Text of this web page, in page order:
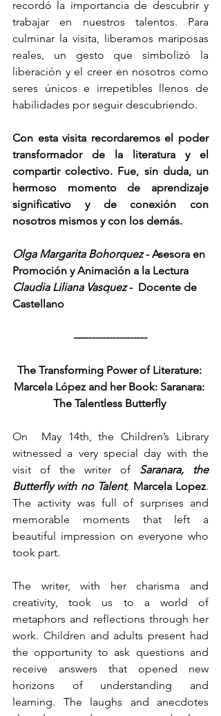
recordó la importancia de descubrir y
trabajar en nuestros talentos. Para
culminar la visita, liberamos mariposas
reales, un gesto que simbolizó la
liberación y el creer en nosotros como
seres únicos e irrepetibles llenos de
habilidades por seguir descubriendo.
Con esta visita recordaremos el poder
transformador de la literatura y el
compartir colectivo. Fue, sin duda, un
hermoso momento de aprendizaje
significativo y de conexión con
nosotros mismos y con los demás.
Olga Margarita Bohorquez - Asesora en
Promoción y Animación a la Lectura
Claudia Liliana Vasquez -  Docente de
Castellano
—------------------
The Transforming Power of Literature:
Marcela López and her Book: Saranara:
The Talentless Butterfly
On  May 14th, the Children’s Library
witnessed a very special day with the
visit of the writer of Saranara, the
Butterfly with no Talent, Marcela Lopez.
The activity was full of surprises and
memorable moments that left a
beautiful impression on everyone who
took part.
The writer, with her charisma and
creativity, took us to a world of
metaphors and reflections through her
work. Children and adults present had
the opportunity to ask questions and
receive answers that opened new
horizons of understanding and
learning. The laughs and anecdotes